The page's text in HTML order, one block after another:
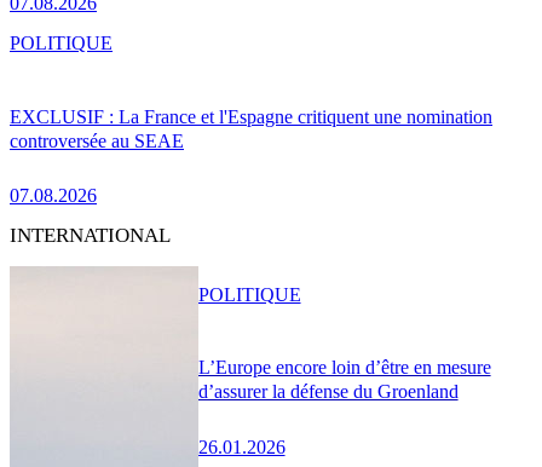
EXCLUSIF : La France et l'Espagne critiquent une nomination
controversée au SEAE
07.08.2026
POLITIQUE
INTERNATIONAL
L’Europe encore loin d’être en mesure
d’assurer la défense du Groenland
26.01.2026
POLITIQUE